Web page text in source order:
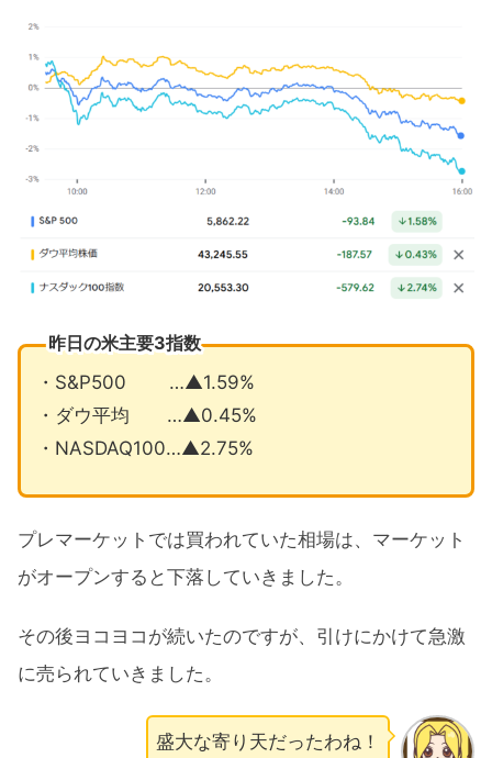
トランプ関税は消費者の反発招く
2月の注目イベントについて
昨日の米主要3指数
・S&P500 …▲1.59%
・ダウ平均 …▲0.45%
・NASDAQ100…▲2.75%
プレマーケットでは買われていた相場は、マーケット
がオープンすると下落していきました。
その後ヨコヨコが続いたのですが、引けにかけて急激
に売られていきました。
盛大な寄り天だったわね！